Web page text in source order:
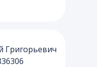
Григорьевич